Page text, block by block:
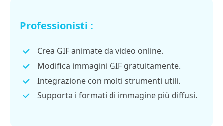
Professionisti :
Crea GIF animate da video online.
Modifica immagini GIF gratuitamente.
Integrazione con molti strumenti utili.
Supporta i formati di immagine più diffusi.